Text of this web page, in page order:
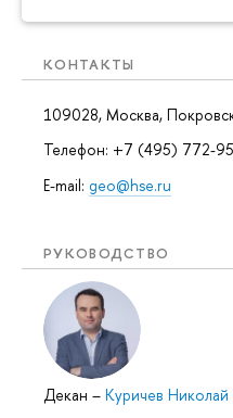
КОНТАКТЫ
109028, Москва,
Телефон: +7 (495) 772-
E-mail: geo@hse.ru
РУКОВОДСТВО
Декан – Куричев